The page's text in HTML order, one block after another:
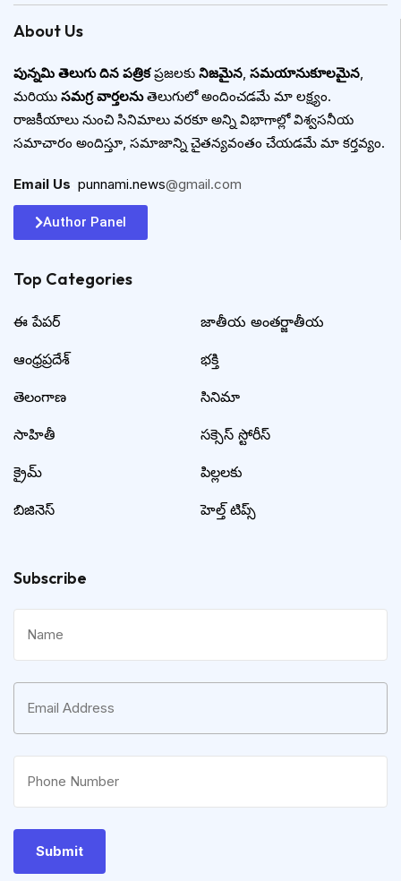
About Us
పున్నమి తెలుగు దిన పత్రికప్రజలకు నిజమైన, సమయానుకూలమైన,
మరియు సమగ్ర వార్తలనుతెలుగులో అందించడమే మా లక్ష్యం.
రాజకీయాలు నుంచి సినిమాలు వరకూ అన్ని విభాగాల్లో విశ్వసనీయ
సమాచారం అందిస్తూ, సమాజాన్ని చైతన్యవంతం చేయడమే మా కర్తవ్యం.
Email Us punnami.news@gmail.com
Author Panel
Top Categories​
ఈ పేపర్
ఆంధ్రప్రదేశ్
తెలంగాణ
సాహితీ
క్రైమ్
బిజినెస్
జాతీయ అంతర్జాతీయ
భక్తి
సినిమా
సక్సెస్ స్టోరీస్
పిల్లలకు
హెల్త్ టిప్స్
Subscribe